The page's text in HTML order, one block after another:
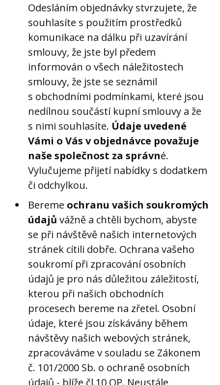
Odesláním objednávky stvrzujete, že
souhlasíte s použitím prostředků
komunikace na dálku při uzavírání
smlouvy, že jste byl předem
informován o všech náležitostech
smlouvy, že jste se seznámil
s obchodními podmínkami, které jsou
nedílnou součástí kupní smlouvy a že
s nimi souhlasíte. Údaje uvedené
Vámi o Vás v objednávce považuje
naše společnost za správné.
Vylučujeme přijetí nabídky s dodatkem
či odchylkou.
Bereme ochranu vašich soukromých
údajů vážně a chtěli bychom, abyste
se při návštěvě našich internetových
stránek cítili dobře. Ochrana vašeho
soukromí při zpracování osobních
údajů je pro nás důležitou záležitostí,
kterou při našich obchodních
procesech bereme na zřetel. Osobní
údaje, které jsou získávány během
návštěvy našich webových stránek,
zpracováváme v souladu se Zákonem
č. 101/2000 Sb. o ochraně osobních
údajů - blíže čl.10 OP. Neustále